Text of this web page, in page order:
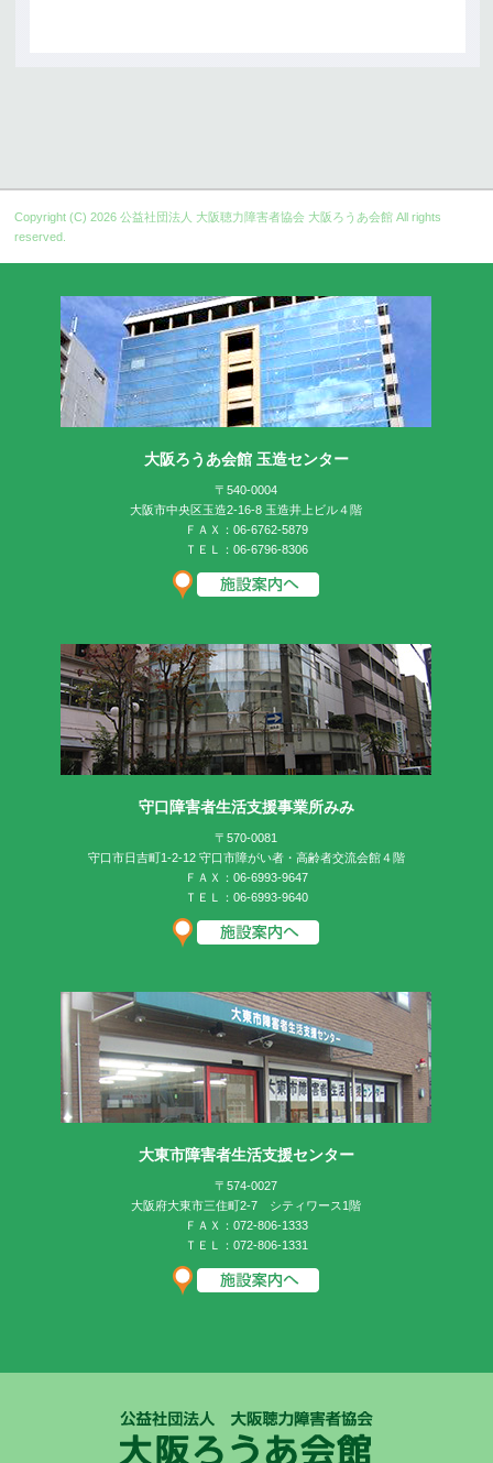
Copyright (C) 2026公益社団法人 大阪聴力障害者協会 大阪ろうあ会館 All rights
reserved.
大阪ろうあ会館 玉造センター
〒540-0004
大阪市中央区玉造2-16-8 玉造井上ビル４階
ＦＡＸ：06-6762-5879
ＴＥＬ：06-6796-8306
守口障害者生活支援事業所みみ
〒570-0081
守口市日吉町1-2-12 守口市障がい者・高齢者交流会館４階
ＦＡＸ：06-6993-9647
ＴＥＬ：06-6993-9640
大東市障害者生活支援センター
〒574-0027
大阪府大東市三住町2-7 シティワース1階
ＦＡＸ：072-806-1333
ＴＥＬ：072-806-1331